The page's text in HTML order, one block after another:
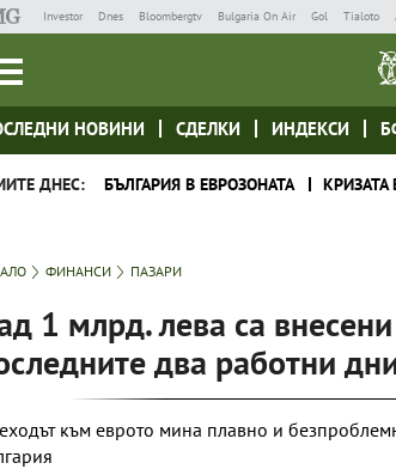
Investor Dnes Bloombergtv Bulgaria On Air Gol Tialoto
НОВИНИ СДЕЛКИ ИНДЕКСИ
ДНЕС: БЪЛГАРИЯ В ЕВРОЗОНАТА КРИЗАТА
ФИНАНСИ ПАЗАРИ
1 млрд. лева са
два работни
към еврото мина плавно и